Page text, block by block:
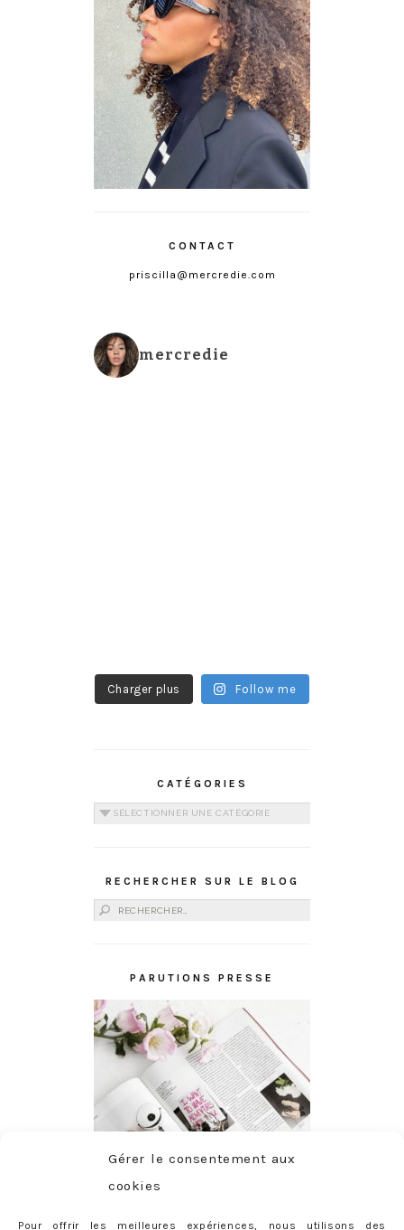
Gérer le consentement aux
cookies
Pour offrir les meilleures expériences, nous utilisons des
CONTACT
priscilla@mercredie.com
mercredie
Charger plus Follow me
CATÉGORIES
Catégories
RECHERCHER SUR LE BLOG
Rechercher :
PARUTIONS PRESSE